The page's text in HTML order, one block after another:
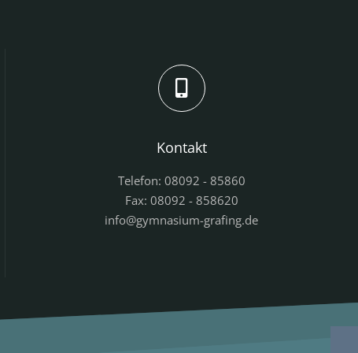
Kontakt
Telefon: 08092 - 85860
Fax: 08092 - 858620
info@gymnasium-grafing.de